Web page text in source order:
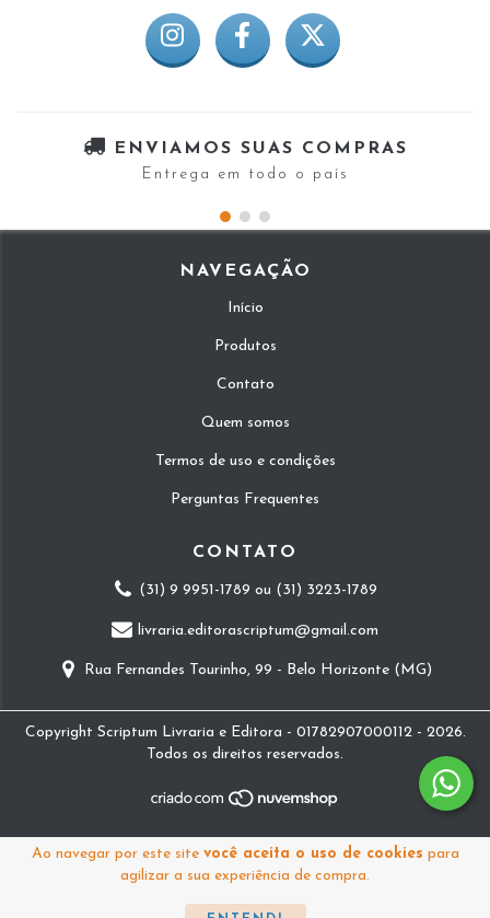
Ao navegar por este site você aceita o uso de cookies para
agilizar a sua experiência de compra.
ENVIAMOS SUAS COMPRAS
Entrega em todo o país
NAVEGAÇÃO
Início
Produtos
Contato
Quem somos
Termos de uso e condições
Perguntas Frequentes
CONTATO
(31) 9 9951-1789 ou (31) 3223-1789
livraria.editorascriptum@gmail.com
Rua Fernandes Tourinho, 99 - Belo Horizonte (MG)
Copyright Scriptum Livraria e Editora - 01782907000112 - 2026.
Todos os direitos reservados.